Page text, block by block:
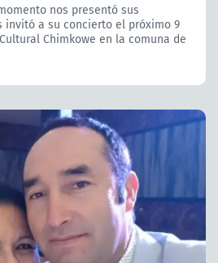
nos presentó sus
invitó a su concierto el próximo 9
Chimkowe en la comuna de